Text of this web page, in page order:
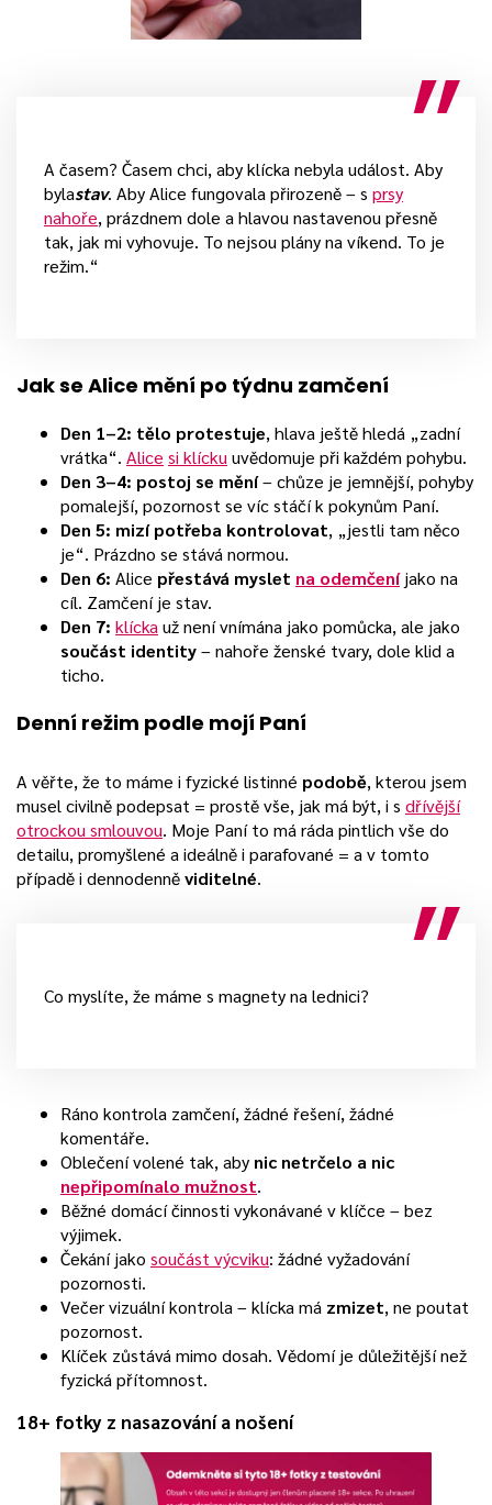
A časem? Časem chci, aby klícka nebyla událost. Aby
bylastav. Aby Alice fungovala přirozeně – s prsy
nahoře, prázdnem dole a hlavou nastavenou přesně
tak, jak mi vyhovuje. To nejsou plány na víkend. To je
režim.“
Jak se Alice mění po týdnu zamčení
Den 1–2: tělo protestuje, hlava ještě hledá „zadní
vrátka“. Alice si klíckuuvědomuje při každém pohybu.
Den 3–4: postoj se mění– chůze je jemnější, pohyby
pomalejší, pozornost se víc stáčí k pokynům Paní.
Den 5: mizí potřeba kontrolovat, „jestli tam něco
je“. Prázdno se stává normou.
Den 6: Alice přestává myslet na odemčeníjako na
cíl. Zamčení je stav.
Den 7: klícka už není vnímána jako pomůcka, ale jako
součást identity– nahoře ženské tvary, dole klid a
ticho.
Denní režim podle mojí Paní
A věřte, že to máme i fyzické listinné podobě, kterou jsem
musel civilně podepsat = prostě vše, jak má být, i s dřívější
otrockou smlouvou. Moje Paní to má ráda pintlich vše do
detailu, promyšlené a ideálně i parafované = a v tomto
případě i dennodenněviditelné.
Co myslíte, že máme s magnety na lednici?
Ráno kontrola zamčení, žádné řešení, žádné
komentáře.
Oblečení volené tak, aby nic netrčelo a nic
nepřipomínalo mužnost.
Běžné domácí činnosti vykonávané v klíčce – bez
výjimek.
Čekání jako součást výcviku: žádné vyžadování
pozornosti.
Večer vizuální kontrola – klícka má zmizet, ne poutat
pozornost.
Klíček zůstává mimo dosah. Vědomí je důležitější než
fyzická přítomnost.
18+ fotky z nasazování a nošení